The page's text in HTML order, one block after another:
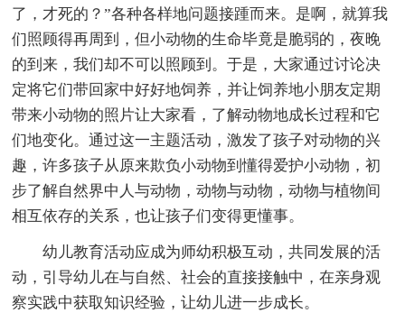
了，才死的？”各种各样地问题接踵而来。是啊，就算我
们照顾得再周到，但小动物的生命毕竟是脆弱的，夜晚
的到来，我们却不可以照顾到。于是，大家通过讨论决
定将它们带回家中好好地饲养，并让饲养地小朋友定期
带来小动物的照片让大家看，了解动物地成长过程和它
们地变化。通过这一主题活动，激发了孩子对动物的兴
趣，许多孩子从原来欺负小动物到懂得爱护小动物，初
步了解自然界中人与动物，动物与动物，动物与植物间
相互依存的关系，也让孩子们变得更懂事。
幼儿教育活动应成为师幼积极互动，共同发展的活
动，引导幼儿在与自然、社会的直接接触中，在亲身观
察实践中获取知识经验，让幼儿进一步成长。